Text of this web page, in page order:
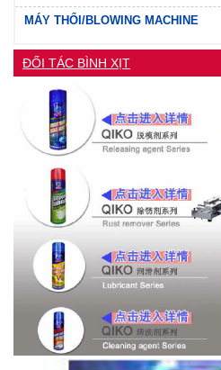
MÁY THỔI/BLOWING MACHINE
ĐỐI TÁC BÌNH XỊT